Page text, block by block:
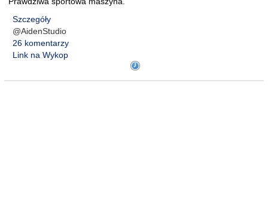
Szczegóły
@AidenStudio
26 komentarzy
Link na Wykop